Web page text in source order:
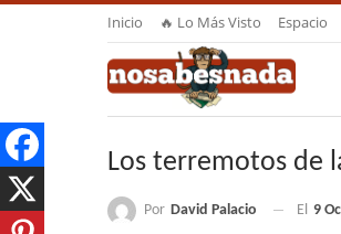
Inicio 🔥 Lo Más Visto Espacio
Los terremotos de
Por David Palacio El 9